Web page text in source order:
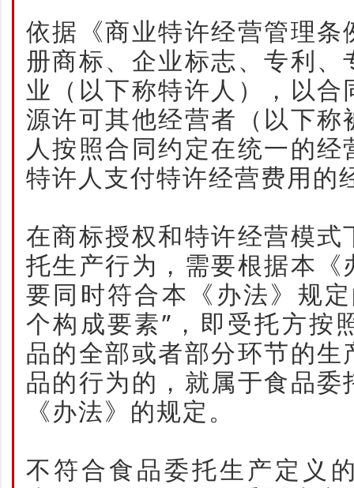
依据《商业特许经营管理
册商标、企业标志、专利
业（以下称特许人），以
源许可其他经营者（以下
人按照合同约定在统一的
特许人支付特许经营费用的
在商标授权和特许经营模
托生产行为，需要根据本
要同时符合本《办法》规
个构成要素”，即受托方按
品的全部或者部分环节的
品的行为的，就属于食品
《办法》的规定。
不符合食品委托生产定义